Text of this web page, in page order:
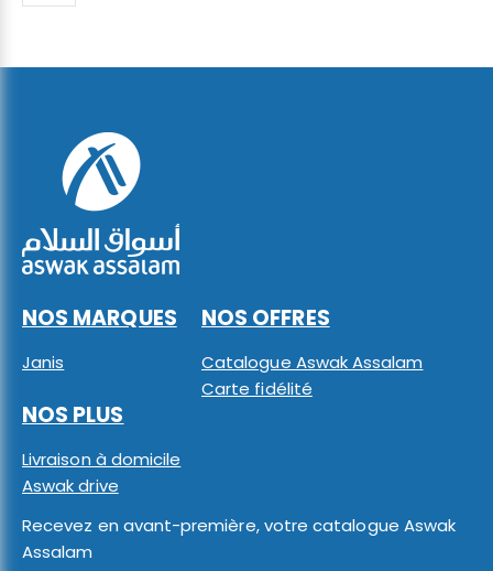
NOS MARQUES
Janis
NOS OFFRES
Catalogue Aswak Assalam
Carte fidélité
NOS PLUS
Livraison à domicile
Aswak drive
Recevez en avant-première, votre catalogue Aswak
Assalam